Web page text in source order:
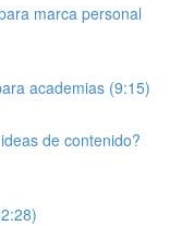
marca personal
academias (9:15)
de contenido?